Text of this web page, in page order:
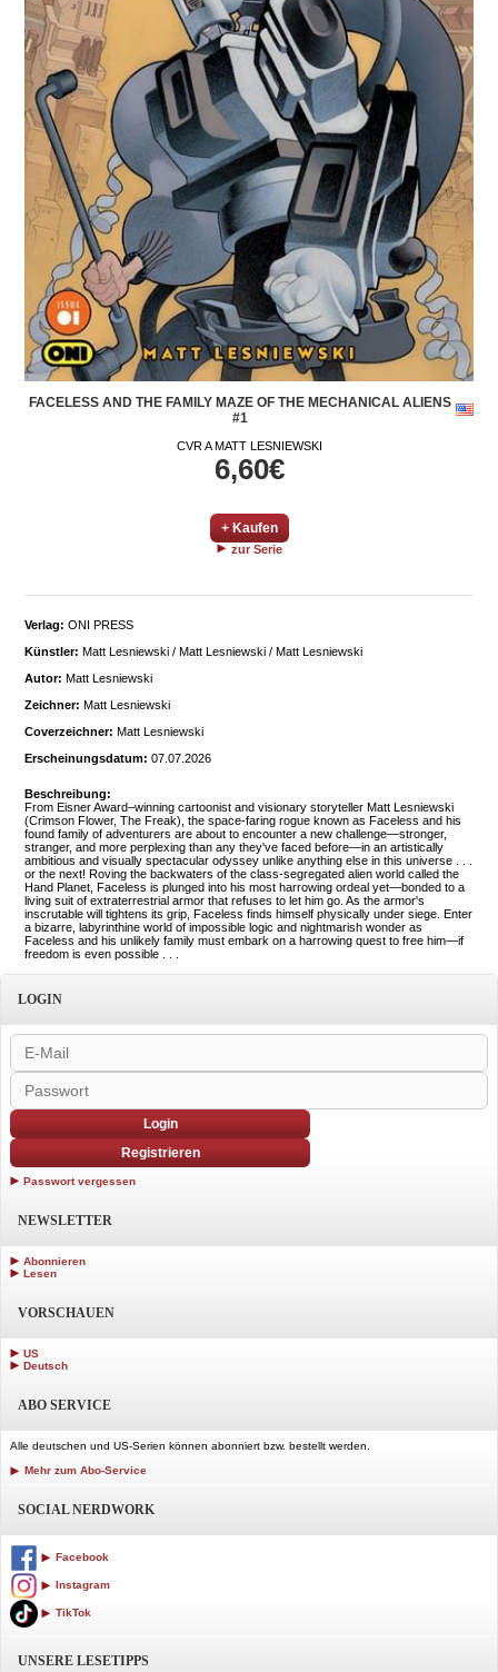
FACELESS AND THE FAMILY MAZE OF THE MECHANICAL ALIENS
#1
CVR A MATT LESNIEWSKI
6,60€
+ Kaufen
zur Serie
Verlag: ONI PRESS
Künstler: Matt Lesniewski / Matt Lesniewski / Matt Lesniewski
Autor: Matt Lesniewski
Zeichner: Matt Lesniewski
Coverzeichner: Matt Lesniewski
Erscheinungsdatum: 07.07.2026
Beschreibung:
From Eisner Award–winning cartoonist and visionary storyteller Matt Lesniewski
(Crimson Flower, The Freak), the space-faring rogue known as Faceless and his
found family of adventurers are about to encounter a new challenge—stronger,
stranger, and more perplexing than any they've faced before—in an artistically
ambitious and visually spectacular odyssey unlike anything else in this universe . . .
or the next! Roving the backwaters of the class-segregated alien world called the
Hand Planet, Faceless is plunged into his most harrowing ordeal yet—bonded to a
living suit of extraterrestrial armor that refuses to let him go. As the armor's
inscrutable will tightens its grip, Faceless finds himself physically under siege. Enter
a bizarre, labyrinthine world of impossible logic and nightmarish wonder as
Faceless and his unlikely family must embark on a harrowing quest to free him—if
freedom is even possible . . .
LOGIN
Login
Registrieren
Passwort vergessen
NEWSLETTER
Abonnieren
Lesen
VORSCHAUEN
US
Deutsch
ABO SERVICE
Alle deutschen und US-Serien können abonniert bzw. bestellt werden.
Mehr zum Abo-Service
SOCIAL NERDWORK
Facebook
Instagram
TikTok
UNSERE LESETIPPS